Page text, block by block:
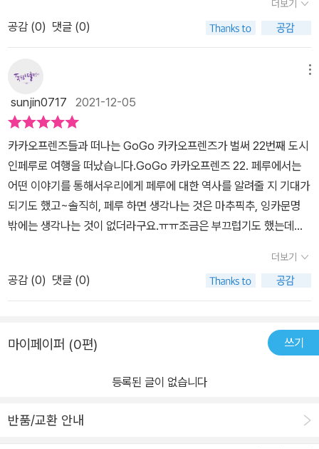
으로 만들었을까? 생각해 보면서잉카인들은 건축의 신같다고...ㅎㅎ
캐니언을 가본 적이 있기에 더 깊은 골짜기라는 말에하이킹하기 너무
어렵겠다며... 왜 이리 척박한 곳에서 살았냐고 하더라고요^^그러면
서도 페루는 정말 보석 같은 나라 같다고 했어요무지개 산까지 나오
는 장면에서는정말 페루는 꼭 가보고 싶은 나라, 신비의 나라가 되어
있었답니다보통은 마지막 컬러링을 하며 마무리하는 딸이지만이번에
는 너무나 가고 싶은 나라 페루이기에여권 정리로 마무리를 했네요페
루 도장 쾅 찍는 그날을 꿈꾸며 말이죠~~~다른 어떤 go go 카카오
프렌즈보다 가장 재미있는 편이었다며...다시 처음부터 두 번째 완독
공둥도시 마추픽추, 콜카 캐니언과 신성시 한 커다란 새 콘도르.그리
고 하얀 새똥으로 인해 전쟁이 일어난 새똥 전쟁, 티티카카 호수의 이
야기들을 알 수 있었다.​카카오친구들과 함께한 페루 여행 재미있었
다.가장 신기했던건 나스카 라인이었다.경비행기를 타고 높은곳에서
은 실제로 보고 싶다는 생각이 들었다.준희도 커다란 그림을 그렸다
는것에 대해서 신기해하고 오랜시간동안 유지되어 온 것에도 신기해
했다.준희랑 같은 생각이다.그리고 비니쿤카의 이야기를 들으면서는
마음이 복잡해졌다.빙하로 덮여있는 곳이 지구온난화 때문에 빙하가
녹아서 드러난 것이라고 한다.색색깔의 모습을 띄는 모습은 예쁘지만
지구온난화 때문이라는 이야기에 마음 한켠이 무거워지기도 했다.페
루에 대해서도 배울 수 있었지만 환경오염에 대해서도 생각해보는 시
간이기도 했다.아이와 하께 방구석에서 세계 여행을 하면서 어렵지
않고 재미있게 접하고 새로운 지식을 습득할수도 있어서 뜻깊은 시간
더보기
공감 (0) 댓글 (0)
sunjin0717 2021-12-05
카카오프렌즈들과 떠나는 GoGo 카카오프렌즈가 벌써 22번째 도시
인페루로 여행을 떠났습니다.GoGo 카카오프렌즈 22. 페루에서는
어떤 이야기를 통해서우리에게 페루에 대한 역사를 알려줄 지 기대가
되기도 했고~솔직히, 페루 하면 생각나는 것은 마추픽추, 잉카문명
밖에는 생각나는 것이 없더라구요.ㅠㅠ조금은 부끄럽기도 했는데요
를 재미있게 배워보는 시간을 가져보기로 했습니다.GoGo 카카오프
렌즈 22. 페루를 읽으면서처음부터 굉장히 인상깊었던 부분은차우칠
라 공동묘지 였어요~페루의 나스카는 비가 거의 내리지 않는건조한
이렇게 그대로 보존되어 있는 모습에도 놀랍고~조금은 무섭다는(?)
읽으면서우리 딸이, 페루를 통해서 가장 재미있게 읽었고,가장 기억
린 초대형 그림을나스카 라인이라고 하는데요.나스카 라인은 공중에
더보기
공감 (0) 댓글 (0)
마이페이퍼 (0편) 쓰기
등록된 글이 없습니다
반품/교환 안내